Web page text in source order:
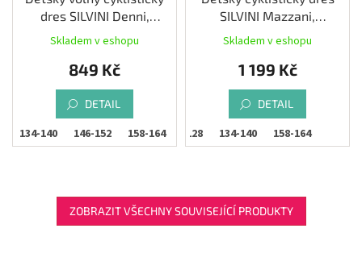
dres SILVINI Denni,
orange/fuchsia
Skladem v eshopu
849 Kč
DETAIL
134-140 146-152 158-164
SILVINI Mazzani,
navy/cream
Skladem v eshopu
1 199 Kč
DETAIL
122-128 134-140 158-164
ZOBRAZIT VŠECHNY SOUVISEJÍCÍ PRODUKTY